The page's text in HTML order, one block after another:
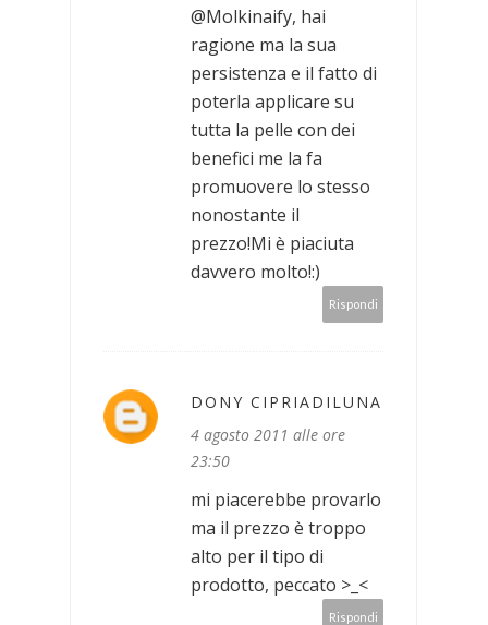
@Molkinaify, hai
ragione ma la sua
persistenza e il fatto di
poterla applicare su
tutta la pelle con dei
benefici me la fa
promuovere lo stesso
nonostante il
prezzo!Mi è piaciuta
davvero molto!:)
Rispondi
DONY CIPRIADILUNA
4 agosto 2011 alle ore
23:50
mi piacerebbe provarlo
ma il prezzo è troppo
alto per il tipo di
prodotto, peccato >_<
Rispondi